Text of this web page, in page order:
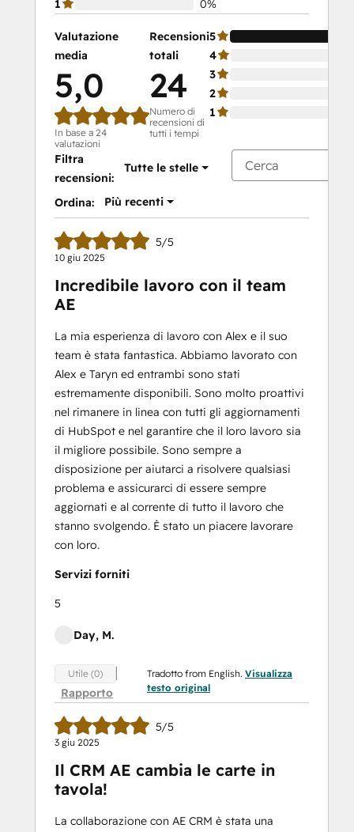
1 0%
Valutazione
media
5,0
In base a 24
valutazioni
Recensioni
totali
24
Numero di
recensioni di
tutti i tempi
5
4
3
2
1
Filtra
recensioni:
Tutte le stelle
Ordina: Più recenti
5/5
10 giu 2025
Incredibile lavoro con il team
AE
La mia esperienza di lavoro con Alex e il suo
team è stata fantastica. Abbiamo lavorato con
Alex e Taryn ed entrambi sono stati
estremamente disponibili. Sono molto proattivi
nel rimanere in linea con tutti gli aggiornamenti
di HubSpot e nel garantire che il loro lavoro sia
il migliore possibile. Sono sempre a
disposizione per aiutarci a risolvere qualsiasi
problema e assicurarci di essere sempre
aggiornati e al corrente di tutto il lavoro che
stanno svolgendo. È stato un piacere lavorare
con loro.
Servizi forniti
5
Day, M.
Utile (0)
Rapporto
Tradotto from English.Visualizza
testo original
5/5
3 giu 2025
Il CRM AE cambia le carte in
tavola!
La collaborazione con AE CRM è stata una